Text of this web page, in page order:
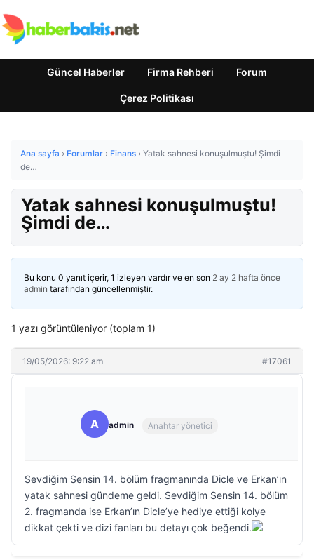
Güncel Haberler Firma Rehberi Forum
Çerez Politikası
Ana sayfa › Forumlar › Finans › Yatak sahnesi konuşulmuştu! Şimdi
de…
Yatak sahnesi konuşulmuştu!
Şimdi de…
Bu konu 0 yanıt içerir, 1 izleyen vardır ve en son 2 ay 2 hafta önce
admin tarafından güncellenmiştir.
1 yazı görüntüleniyor (toplam 1)
19/05/2026: 9:22 am #17061
A admin Anahtar yönetici
Sevdiğim Sensin 14. bölüm fragmanında Dicle ve Erkan’ın
yatak sahnesi gündeme geldi. Sevdiğim Sensin 14. bölüm
2. fragmanda ise Erkan’ın Dicle’ye hediye ettiği kolye
dikkat çekti ve dizi fanları bu detayı çok beğendi.